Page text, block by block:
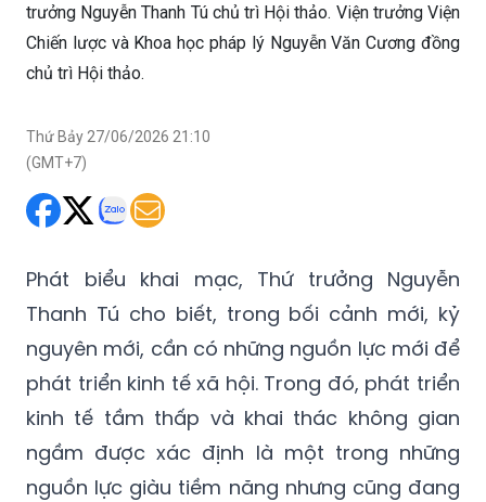
trưởng Nguyễn Thanh Tú chủ trì Hội thảo. Viện trưởng Viện
Chiến lược và Khoa học pháp lý Nguyễn Văn Cương đồng
chủ trì Hội thảo.
Thứ Bảy 27/06/2026 21:10
(GMT+7)
Phát biểu khai mạc, Thứ trưởng Nguyễn
Thanh Tú cho biết, trong bối cảnh mới, kỷ
nguyên mới, cần có những nguồn lực mới để
phát triển kinh tế xã hội. Trong đó, phát triển
kinh tế tầm thấp và khai thác không gian
ngầm được xác định là một trong những
nguồn lực giàu tiềm năng nhưng cũng đang